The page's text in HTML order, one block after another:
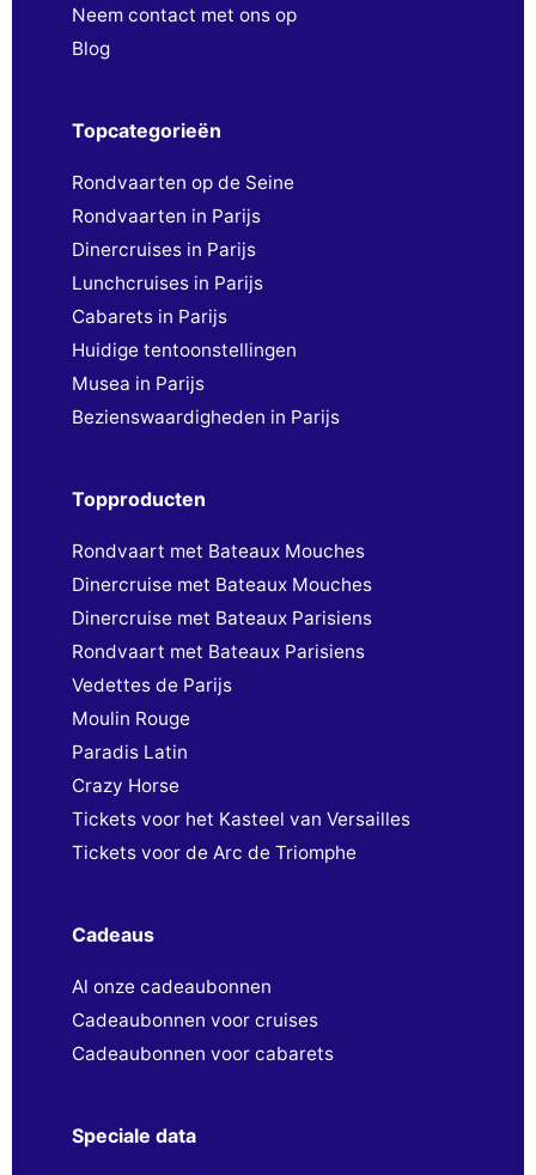
Neem contact met ons op
Blog
Topcategorieën
Rondvaarten op de Seine
Rondvaarten in Parijs
Dinercruises in Parijs
Lunchcruises in Parijs
Cabarets in Parijs
Huidige tentoonstellingen
Musea in Parijs
Bezienswaardigheden in Parijs
Topproducten
Rondvaart met Bateaux Mouches
Dinercruise met Bateaux Mouches
Dinercruise met Bateaux Parisiens
Rondvaart met Bateaux Parisiens
Vedettes de Parijs
Moulin Rouge
Paradis Latin
Crazy Horse
Tickets voor het Kasteel van Versailles
Tickets voor de Arc de Triomphe
Cadeaus
Al onze cadeaubonnen
Cadeaubonnen voor cruises
Cadeaubonnen voor cabarets
Speciale data